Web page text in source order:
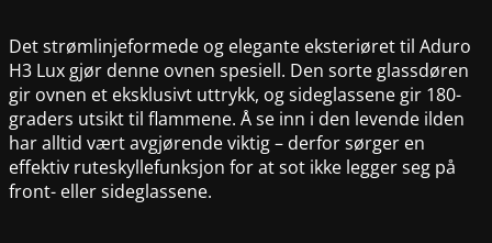
Det strømlinjeformede og elegante eksteriøret til Aduro
H3 Lux gjør denne ovnen spesiell. Den sorte glassdøren
gir ovnen et eksklusivt uttrykk, og sideglassene gir 180-
graders utsikt til flammene. Å se inn i den levende ilden
har alltid vært avgjørende viktig – derfor sørger en
effektiv ruteskyllefunksjon for at sot ikke legger seg på
front- eller sideglassene.